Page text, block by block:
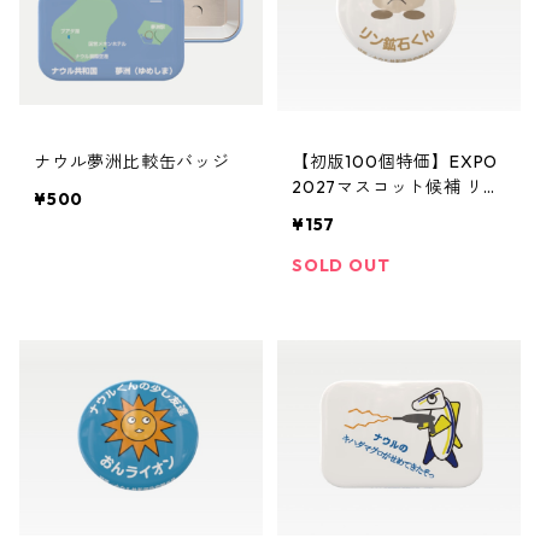
ナウル夢洲比較缶バッジ
¥500
【初版100個特価】EXPO
2027マスコット候補 リン
¥157
SOLD OUT